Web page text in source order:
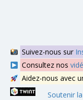
Suivez-nous sur
Consultez nos
Aidez-nous avec
Soutenir